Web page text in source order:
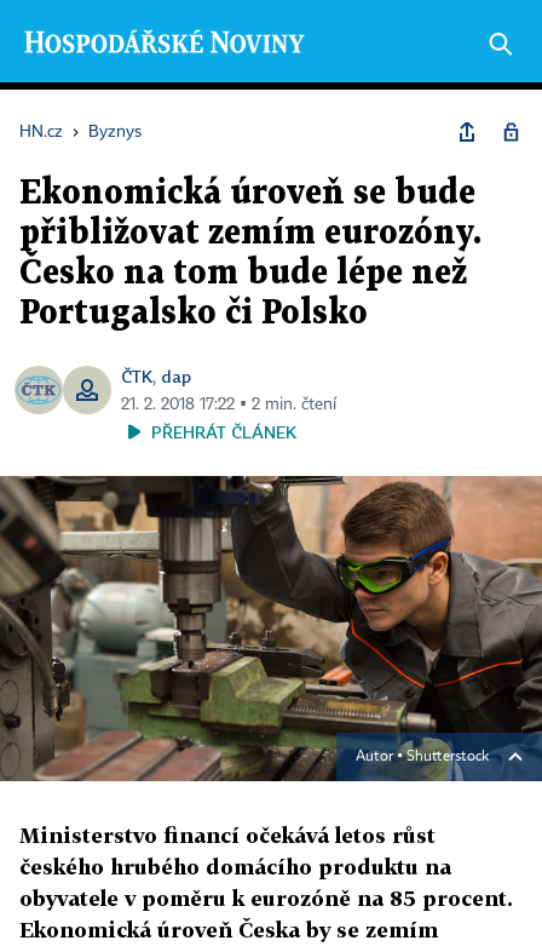
HN.cz › Byznys
Ekonomická úroveň se bude
přibližovat zemím eurozóny.
Česko na tom bude lépe než
Portugalsko či Polsko
ČTK, dap
21. 2. 2018 17:22 ▪ 2 min. čtení
PŘEHRÁT ČLÁNEK
Autor ▪Shutterstock
Ministerstvo financí očekává letos růst
českého hrubého domácího produktu na
obyvatele v poměru k eurozóně na 85 procent.
Ekonomická úroveň Česka by se zemím